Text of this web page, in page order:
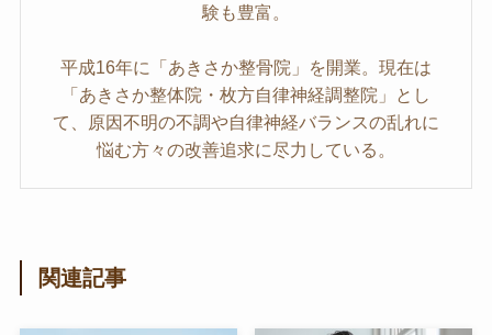
験も豊富。
平成16年に「あきさか整骨院」を開業。現在は
「あきさか整体院・枚方自律神経調整院」とし
て、原因不明の不調や自律神経バランスの乱れに
悩む方々の改善追求に尽力している。
関連記事